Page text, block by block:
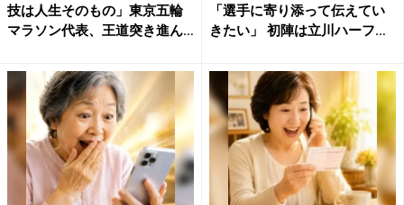
技は人生そのもの」東京五輪
マラソン代表、王道突き進ん
「選手に寄り添って伝えてい
きたい」 初陣は立川ハーフ